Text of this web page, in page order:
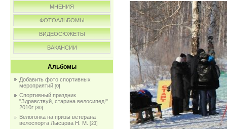
МНЕНИЯ
ФОТОАЛЬБОМЫ
ВИДЕОСЮЖЕТЫ
ВАКАНСИИ
Альбомы
Добавить фото спортивных
мероприятий [0]
Спортивный праздник
"Здравствуй, старина велосипед!"
2010г [80]
Велогонка на призы ветерана
велоспорта Лысцова Н. М.
[23]